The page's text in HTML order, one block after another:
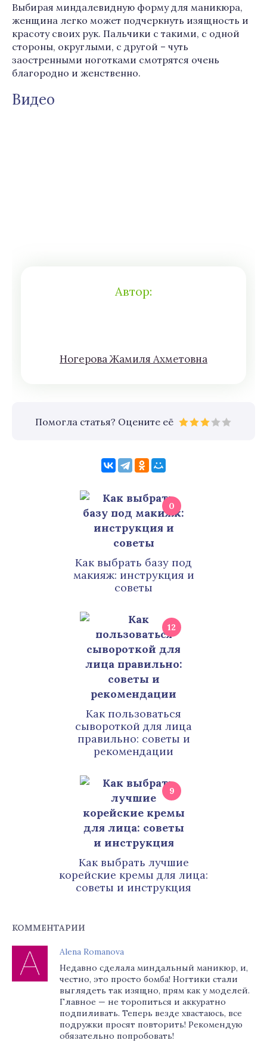
Выбирая миндалевидную форму для маникюра,
женщина легко может подчеркнуть изящность и
красоту своих рук. Пальчики с такими, с одной
стороны, округлыми, с другой – чуть
заостренными ноготками смотрятся очень
благородно и женственно.
Видео
Автор:
Нoгeрова Жaмиля Aхмeтoвна
Помогла статья? Оцените её
0
Как выбрать базу под
макияж: инструкция и
советы
12
Как пользоваться
сывороткой для лица
правильно: советы и
рекомендации
9
Как выбрать лучшие
корейские кремы для лица:
советы и инструкция
КОММЕНТАРИИ
Alena Romanova
Недавно сделала миндальный маникюр, и,
честно, это просто бомба! Ногтики стали
выглядеть так изящно, прям как у моделей.
Главное — не торопиться и аккуратно
подпиливать. Теперь везде хвастаюсь, все
подружки просят повторить! Рекомендую
обязательно попробовать!